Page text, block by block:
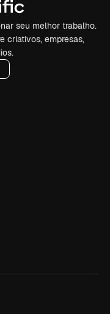
seu melhor trabalho.
criativos, empresas,